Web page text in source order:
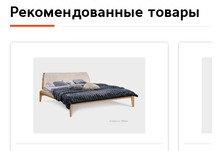
Рекомендованные товары